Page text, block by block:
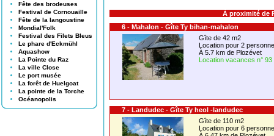
Fête des brodeuses
Festival de Cornouaille
Fête de la langoustine
Mondial'Folk
Festival des Filets Bleus
Le phare d'Eckmühl
Aquashow
La Pointe du Raz
La ville Close
Le port musée
La forêt de Huelgoat
La pointe de la Torche
Océanopolis
À proximité de
6 - Mahalon - Gîte Ty bihan-mahalon
Gîte de 42 m2
Location pour 2
À 5.7 km de Plozévet
Location vacances n° 93
7 - Landudec - Gîte Ty heol -landudec
Gîte de 110 m2
Location pour 6